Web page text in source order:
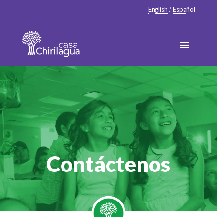
English /Español
Contáctenos